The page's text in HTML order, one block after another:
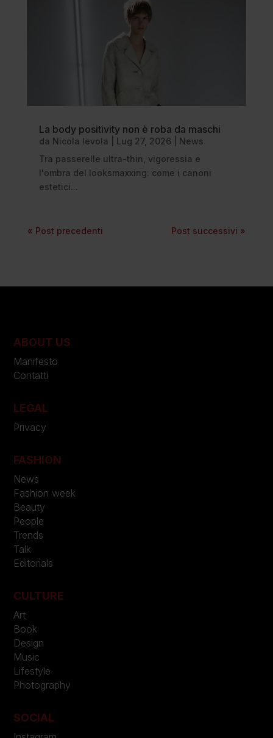
La body positivity non è roba da maschi
da Nicola Ievola Lug 27, 2026
News
Tra passerelle ultra-thin, vigoressia e
l'ombra del looksmaxxing: come i canoni
estetici...
« Post precedenti Post successivi »
ABOUT US
Manifesto
Contatti
LEGAL
Privacy
FASHION
News
Fashion week
Beauty
People
Trends
Talk
Editorials
CULTURE
Art
Book
Design
Music
Lifestyle
Photography
SOCIAL